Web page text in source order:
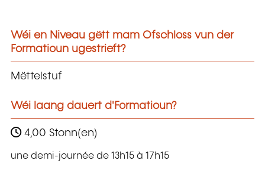
Wéi en Niveau gëtt mam Ofschloss vun der
Formatioun ugestrieft?
Mëttelstuf
Wéi laang dauert d'Formatioun?
4,00 Stonn(en)
une demi-journée de 13h15 à 17h15